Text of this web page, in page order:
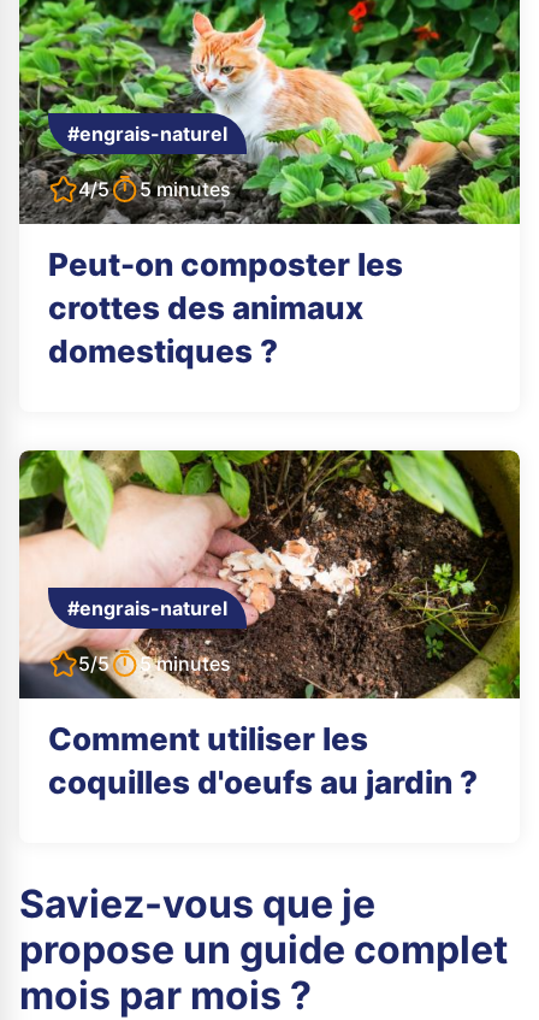
#engrais-naturel
4/5 5 minutes
Peut-on composter les
crottes des animaux
domestiques ?
#engrais-naturel
5/5 5 minutes
Comment utiliser les
coquilles d'oeufs au jardin ?
Saviez-vous que je
propose un guide complet
mois par mois ?